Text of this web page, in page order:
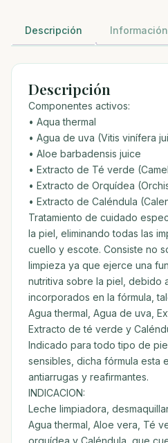
Descripción
Descripción
Componentes activos:
• Aqua thermal
• Agua de uva (Vitis vinífera
• Aloe barbadensis juice
• Extracto de Té verde
• Extracto de Orquídea
• Extracto de Caléndula
Tratamiento de cuidado
la piel, eliminando todas las
cuello y escote. Consiste no
limpieza ya que ejerce una
nutritiva sobre la piel, debido
incorporados en la fórmula,
Agua thermal, Agua de uva,
Extracto de té verde y
Indicado para todo tipo de
sensibles, dicha fórmula esta
antiarrugas y reafirmantes.
INDICACION:
Leche limpiadora,
Agua thermal, Aloe vera, Té